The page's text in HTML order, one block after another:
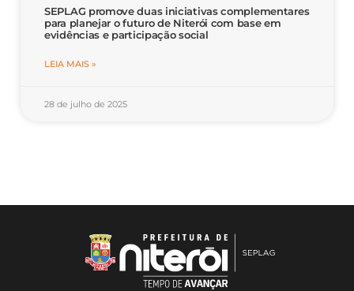
SEPLAG promove duas iniciativas complementares
para planejar o futuro de Niterói com base em
evidências e participação social
LEIA MAIS »
28 de julho de 2025